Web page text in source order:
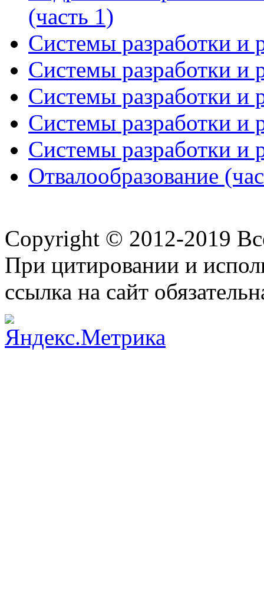
(часть 1)
Системы разработки и
Системы разработки и
Системы разработки и
Системы разработки и
Системы разработки и
Отвалообразование
Copyright © 2012-2019
При цитировании и
ссылка на сайт